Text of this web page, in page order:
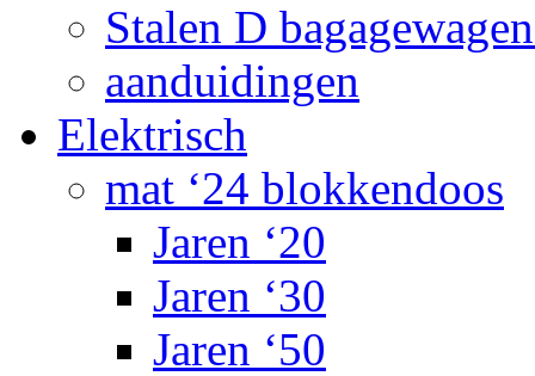
Stalen D
aanduidingen
Elektrisch
mat ‘24 blokkendoos
Jaren ‘20
Jaren ‘30
Jaren ‘50